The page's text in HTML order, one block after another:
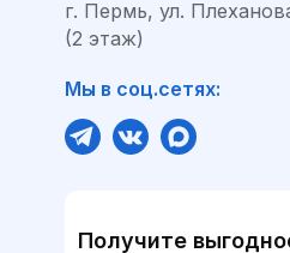
г. Пермь, ул.
(2 этаж)
Получите
Мы в соц.сетях: